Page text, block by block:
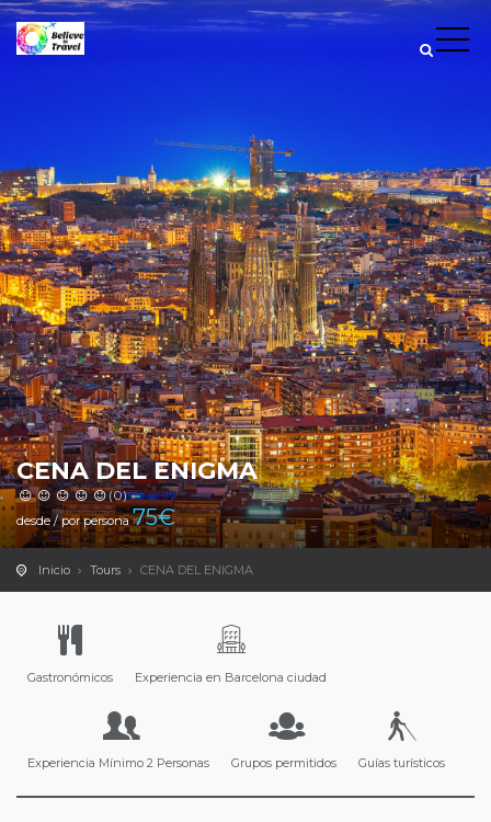
CENA DEL ENIGMA
(0)
desde / por persona75€
Inicio Tours CENA DEL ENIGMA
Gastronómicos Experiencia en Barcelona ciudad
Experiencia Mínimo 2 Personas Grupos permitidos Guías turísticos